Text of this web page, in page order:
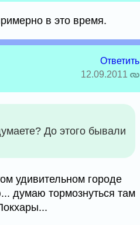
в это время.
Ответить
12.09.2011
До этого бывали
удивительном городе
думаю тормознуться там